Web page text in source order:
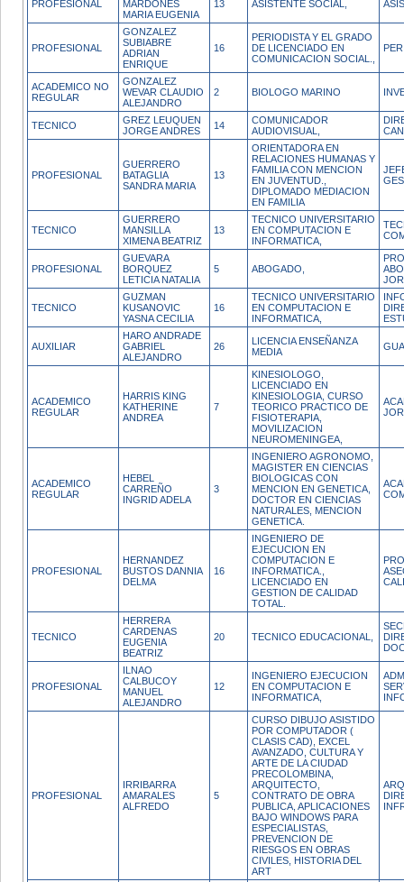
PROFESIONAL
MARDONES
MARIA EUGENIA
13 ASISTENTE SOCIAL,
PROFESIONAL
GONZALEZ
SUBIABRE
ADRIAN
ENRIQUE
16
PERIODISTA Y EL GRADO
DE LICENCIADO EN
COMUNICACION SOCIAL.,
ACADEMICO NO
REGULAR
GONZALEZ
WEVAR CLAUDIO
ALEJANDRO
2 BIOLOGO MARINO
TECNICO
GREZ LEUQUEN
JORGE ANDRES
14
COMUNICADOR
AUDIOVISUAL,
PROFESIONAL
GUERRERO
BATAGLIA
SANDRA MARIA
13
ORIENTADORA EN
RELACIONES HUMANAS Y
FAMILIA CON MENCION
EN JUVENTUD.,
DIPLOMADO MEDIACION
EN FAMILIA
TECNICO
GUERRERO
MANSILLA
XIMENA BEATRIZ
13
TECNICO UNIVERSITARIO
EN COMPUTACION E
INFORMATICA,
PROFESIONAL
GUEVARA
BORQUEZ
LETICIA NATALIA
5 ABOGADO,
TECNICO
GUZMAN
KUSANOVIC
YASNA CECILIA
16
TECNICO UNIVERSITARIO
EN COMPUTACION E
INFORMATICA,
AUXILIAR
HARO ANDRADE
GABRIEL
ALEJANDRO
26
LICENCIA ENSEÑANZA
MEDIA
ACADEMICO
REGULAR
HARRIS KING
KATHERINE
ANDREA
7
KINESIOLOGO,
LICENCIADO EN
KINESIOLOGIA, CURSO
TEORICO PRACTICO DE
FISIOTERAPIA,
MOVILIZACION
NEUROMENINGEA,
ACADEMICO
REGULAR
HEBEL
CARREÑO
INGRID ADELA
3
INGENIERO AGRONOMO,
MAGISTER EN CIENCIAS
BIOLOGICAS CON
MENCION EN GENETICA,
DOCTOR EN CIENCIAS
NATURALES, MENCION
GENETICA.
PROFESIONAL
HERNANDEZ
BUSTOS DANNIA
DELMA
16
INGENIERO DE
EJECUCION EN
COMPUTACION E
INFORMATICA.,
LICENCIADO EN
GESTION DE CALIDAD
TOTAL.
TECNICO
HERRERA
CARDENAS
EUGENIA
BEATRIZ
20 TECNICO EDUCACIONAL,
PROFESIONAL
ILNAO
CALBUCOY
MANUEL
ALEJANDRO
12
INGENIERO EJECUCION
EN COMPUTACION E
INFORMATICA,
PROFESIONAL
IRRIBARRA
AMARALES
ALFREDO
5
CURSO DIBUJO ASISTIDO
POR COMPUTADOR (
CLASIS CAD), EXCEL
AVANZADO, CULTURA Y
ARTE DE LA CIUDAD
PRECOLOMBINA,
ARQUITECTO,
CONTRATO DE OBRA
PUBLICA, APLICACIONES
BAJO WINDOWS PARA
ESPECIALISTAS,
PREVENCION DE
RIESGOS EN OBRAS
CIVILES, HISTORIA DEL
ART